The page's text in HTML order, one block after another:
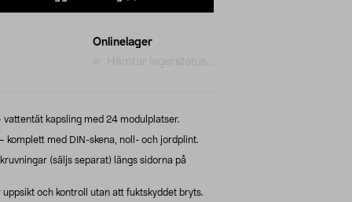
Onlinelager
Hämtar lagerstatus...
kapsling med 24 modulplatser.
komplett med DIN-skena, noll- och jordplint.
(säljs separat) längs sidorna på
och kontroll utan att fuktskyddet bryts.